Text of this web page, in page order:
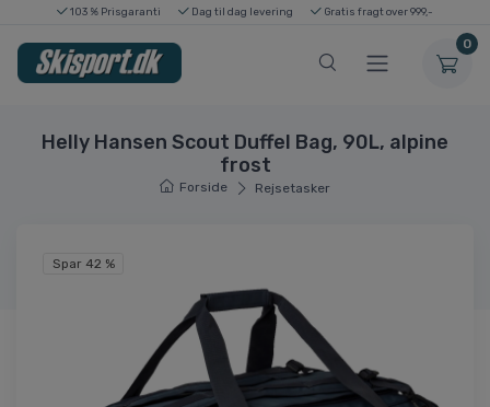
103 % Prisgaranti Dag til dag levering Gratis fragt over 999,-
0
Helly Hansen Scout Duffel Bag, 90L, alpine
frost
Forside Rejsetasker
Spar 42 %